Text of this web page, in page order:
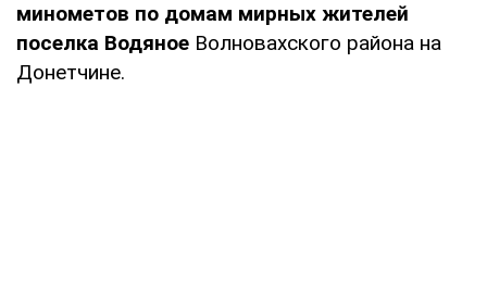
минометов по домам мирных жителей
поселка Водяное Волновахского района на
Донетчине.